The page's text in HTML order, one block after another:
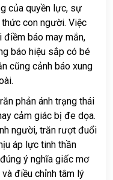
của quyền lực, sự
con người. Việc
điềm báo may mắn,
báo hiệu sắp có bé
cũng cảnh báo xung
phản ánh trạng thái
cảm giác bị đe dọa.
người, trăn rượt đuổi
áp lực tinh thần
ý nghĩa giấc mơ
điều chỉnh tâm lý